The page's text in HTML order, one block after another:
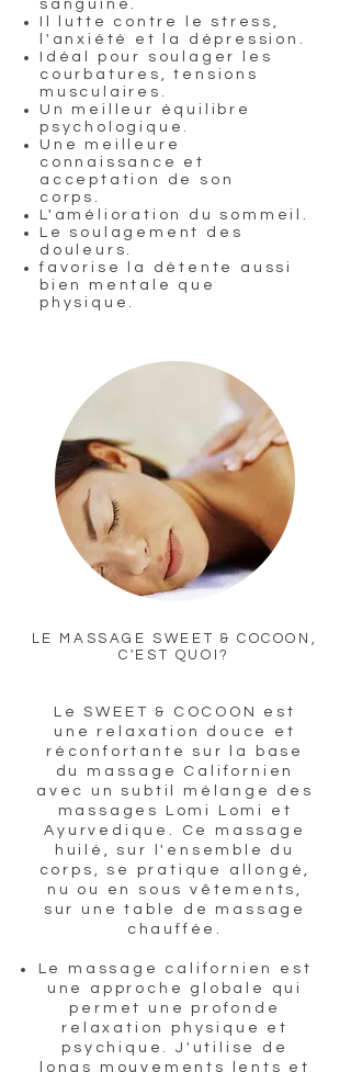
sanguine.
Il lutte contre le stress,
l'anxiété et la dépression.
Idéal pour soulager les
courbatures, tensions
musculaires.
Un meilleur équilibre
psychologique.
Une meilleure
connaissance et
acceptation de son
corps.
L'amélioration du sommeil.
Le soulagement des
douleurs.
favorise la détente aussi
bien mentale que
physique.
LE MASSAGE SWEET & COCOON,
C'EST QUOI?
Le SWEET & COCOON est
une relaxation douce et
réconfortante sur la base
du massage Californien
avec un subtil mélange des
massages Lomi Lomi et
Ayurvedique. Ce massage
huilé, sur l'ensemble du
corps, se pratique allongé,
nu ou en sous vêtements,
sur une table de massage
chauffée.
Le massage californien est
une approche globale qui
permet une profonde
relaxation physique et
psychique. J'utilise de
longs mouvements lents et